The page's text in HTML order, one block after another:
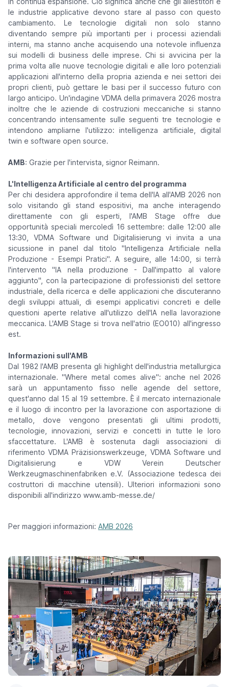
le industrie applicative devono stare al passo con questo
cambiamento. Le tecnologie digitali non solo stanno
diventando sempre più importanti per i processi aziendali
interni, ma stanno anche acquisendo una notevole influenza
sui modelli di business delle imprese. Chi si avvicina per la
prima volta alle nuove tecnologie digitali e alle loro potenziali
applicazioni all'interno della propria azienda e nei settori dei
propri clienti, può gettare le basi per il successo futuro con
largo anticipo. Un'indagine VDMA della primavera 2026 mostra
inoltre che le aziende di costruzioni meccaniche si stanno
concentrando intensamente sulle seguenti tre tecnologie e
intendono ampliarne l'utilizzo: intelligenza artificiale, digital
twin e software open source.
AMB: Grazie per l'intervista, signor Reimann.
L'Intelligenza Artificiale al centro del programma
Per chi desidera approfondire il tema dell'IA all'AMB 2026 non
solo visitando gli stand espositivi, ma anche interagendo
direttamente con gli esperti, l'AMB Stage offre due
opportunità speciali mercoledì 16 settembre: dalle 12:00 alle
13:30, VDMA Software und Digitalisierung vi invita a una
sicussione in panel dal titolo "Intelligenza Artificiale nella
Produzione - Esempi Pratici". A seguire, alle 14:00, si terrà
l'intervento "IA nella produzione - Dall'impatto al valore
aggiunto", con la partecipazione di professionisti del settore
industriale, della ricerca e delle applicazioni che discuteranno
degli sviluppi attuali, di esempi applicativi concreti e delle
questioni aperte relative all'utilizzo dell'IA nella lavorazione
meccanica. L'AMB Stage si trova nell'atrio (EO010) all'ingresso
est.
Informazioni sull'AMB
Dal 1982 l'AMB presenta gli highlight dell'industria metallurgica
internazionale. "Where metal comes alive": anche nel 2026
sarà un appuntamento fisso nelle agende del settore,
quest'anno dal 15 al 19 settembre. È il mercato internazionale
e il luogo di incontro per la lavorazione con asportazione di
metallo, dove vengono presentati gli ultimi prodotti,
tecnologie, innovazioni, servizi e concetti in tutte le loro
sfaccettature. L'AMB è sostenuta dagli associazioni di
riferimento VDMA Präzisionswerkzeuge, VDMA Software und
Digitalisierung e VDW Verein Deutscher
Werkzeugmaschinenfabriken e.V. (Associazione tedesca dei
costruttori di macchine utensili). Ulteriori informazioni sono
disponibili all'indirizzo www.amb-messe.de/
Per maggiori informazioni: AMB 2026